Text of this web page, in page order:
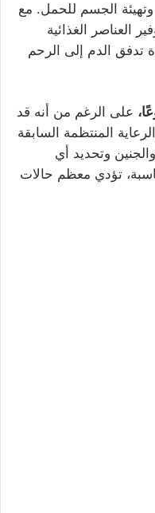
الجسم للحمل. مع
العناصر الغذائية
تدفق الدم إلى الرحم
على الرغم من أنه قد
المنتظمة السابقة
وتحديد أي
تؤدي معظم حالات